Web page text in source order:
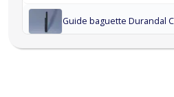
Guide baguette Durandal